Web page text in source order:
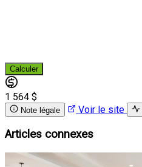
Calculer
1 564 $
Note légale Voir le site
Articles connexes